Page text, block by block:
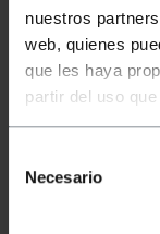
nuestros
web, quienes
que les haya
partir del uso
Necesario
Vídeos